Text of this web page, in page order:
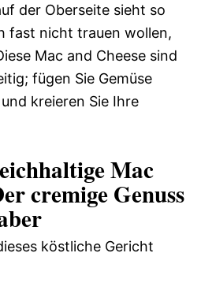
der Oberseite sieht so
fast nicht trauen wollen,
Mac and Cheese sind
fügen Sie Gemüse
kreieren Sie Ihre
Mac
cremige Genuss
köstliche Gericht